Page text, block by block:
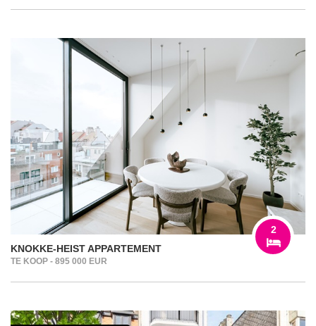
KNOKKE-HEIST APPARTEMENT
TE KOOP - 895 000 EUR
2